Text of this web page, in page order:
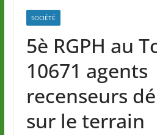
SOCIÉTÉ
5è RGPH au
10671 agents
recenseurs
sur le terrain